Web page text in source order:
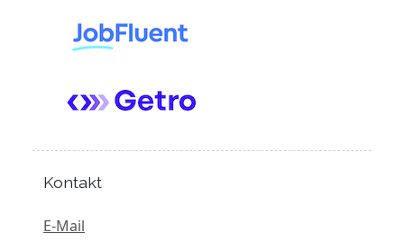
Kontakt
E-Mail